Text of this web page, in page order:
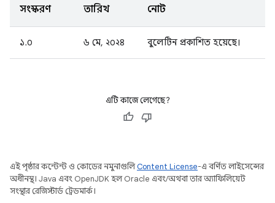
সংস্করণ তারিখ নোট
১.০ ৬ মে, ২০২৪ বুলেটিন প্রকাশিত হয়েছে।
এটি কাজে লেগেছে?
এই পৃষ্ঠার কন্টেন্ট ও কোডের নমুনাগুলিContent License-এ বর্ণিত লাইসেন্সের
অধীনস্থ। Java এবং OpenJDK হল Oracle এবং/অথবা তার অ্যাফিলিয়েট
সংস্থার রেজিস্টার্ড ট্রেডমার্ক।